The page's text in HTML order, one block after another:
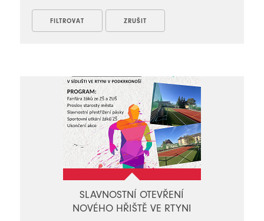
SLAVNOSTNÍ OTEVŘENÍ
NOVÉHO HŘIŠTĚ VE RTYNI